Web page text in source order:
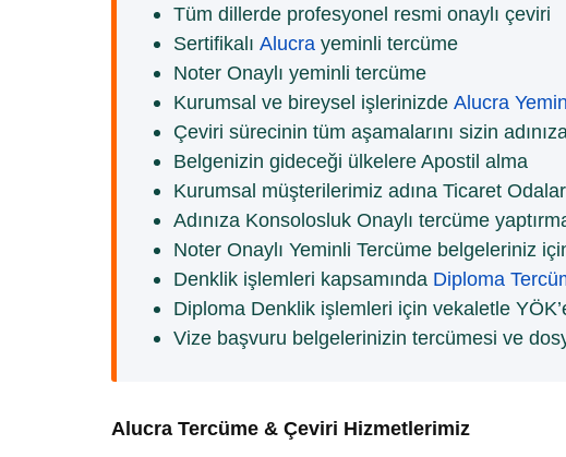
Tüm dillerde profesyonel resmi onaylı çeviri
Sertifikalı Alucra yeminli tercüme
Noter Onaylı yeminli tercüme
Kurumsal ve bireysel işlerinizde Alucra
Çeviri sürecinin tüm aşamalarını sizin
Belgenizin gideceği ülkelere Apostil alma
Kurumsal müşterilerimiz adına Ticaret
Adınıza Konsolosluk Onaylı tercüme
Noter Onaylı Yeminli Tercüme belgeleriniz
Denklik işlemleri kapsamında Diploma
Diploma Denklik işlemleri için vekaletle
Vize başvuru belgelerinizin tercümesi ve
Alucra Tercüme & Çeviri Hizmetlerimiz